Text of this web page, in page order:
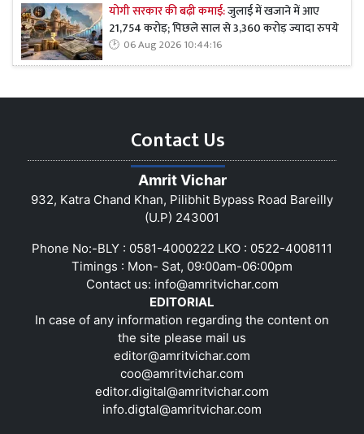
योगी सरकार की बढ़ी कमाई:जुलाई में खजाने में आए
21,754 करोड़; पिछले साल से 3,360 करोड़ ज्यादा रुपये
06 Aug 2026 10:44:16
Contact Us
Amrit Vichar
932, Katra Chand Khan, Pilibhit Bypass Road Bareilly
(U.P) 243001
Phone No:-BLY : 0581-4000222 LKO : 0522-4008111
Timings : Mon- Sat, 09:00am-06:00pm
Contact us: info@amritvichar.com
EDITORIAL
In case of any information regarding the content on
the site please mail us
editor@amritvichar.com
coo@amritvichar.com
editor.digital@amritvichar.com
info.digtal@amritvichar.com